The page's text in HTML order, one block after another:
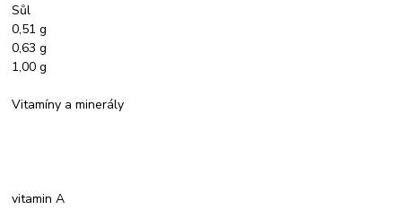
Sůl
0,51 g
0,63 g
1,00 g
Vitamíny a minerály
vitamin A